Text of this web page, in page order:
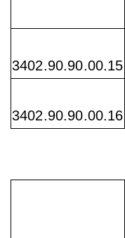
3402.90.90.00.15
3402.90.90.00.16